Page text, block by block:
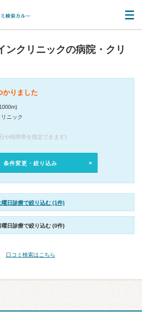
ンクリニックの病院・クリ
かりました
ニック
や時間帯を指定できます)
条件変更・絞り込み
曜日診療で絞り込む (1件)
曜日診療で絞り込む (0件)
口コミ検索はこちら